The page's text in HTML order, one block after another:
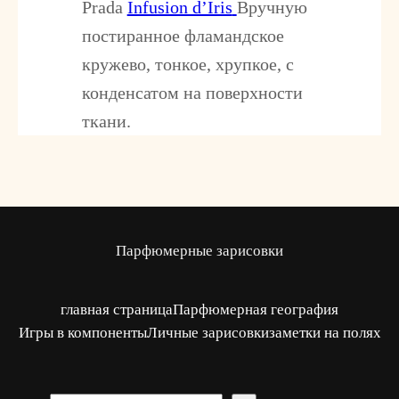
Prada Infusion d’Iris Вручную
постиранное фламандское
кружево, тонкое, хрупкое, с
конденсатом на поверхности
ткани.
Парфюмерные зарисовки
главная страницаПарфюмерная география
Игры в компонентыЛичные зарисовкизаметки на полях